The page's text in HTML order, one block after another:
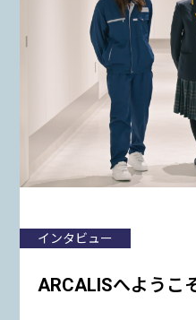
インタビュー
ARCALISへようこ